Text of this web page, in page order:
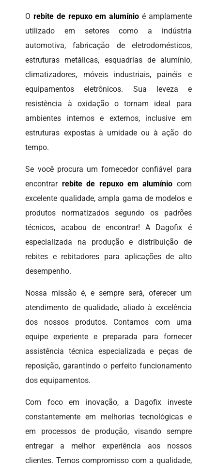
Orebite de repuxo em alumínio é amplamente
utilizado em setores como a indústria
automotiva, fabricação de eletrodomésticos,
estruturas metálicas, esquadrias de alumínio,
climatizadores, móveis industriais, painéis e
equipamentos eletrônicos. Sua leveza e
resistência à oxidação o tornam ideal para
ambientes internos e externos, inclusive em
estruturas expostas à umidade ou à ação do
tempo.
Se você procura um fornecedor confiável para
encontrar rebite de repuxo em alumínio com
excelente qualidade, ampla gama de modelos e
produtos normatizados segundo os padrões
técnicos, acabou de encontrar! A Dagofix é
especializada na produção e distribuição de
rebites e rebitadores para aplicações de alto
desempenho.
Nossa missão é, e sempre será, oferecer um
atendimento de qualidade, aliado à excelência
dos nossos produtos. Contamos com uma
equipe experiente e preparada para fornecer
assistência técnica especializada e peças de
reposição, garantindo o perfeito funcionamento
dos equipamentos.
Com foco em inovação, a Dagofix investe
constantemente em melhorias tecnológicas e
em processos de produção, visando sempre
entregar a melhor experiência aos nossos
clientes. Temos compromisso com a qualidade,